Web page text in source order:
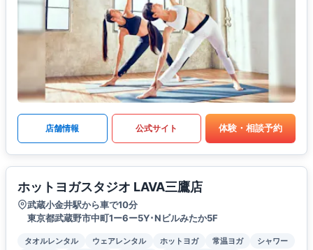
店舗情報 公式サイト 体験・相談予約
ホットヨガスタジオ LAVA三鷹店
武蔵小金井駅から車で10分
東京都武蔵野市中町1ー6ー5Y･Nビルみたか5F
タオルレンタル ウェアレンタル ホットヨガ 常温ヨガ
シャワー